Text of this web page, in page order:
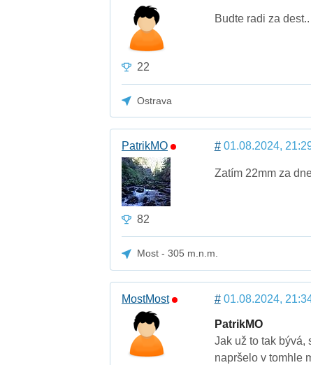
22
Budte radi za
Ostrava
PatrikMO
82
#01.08.2024,
Zatím 22mm za
Most - 305 m.n.m.
MostMost #01.08.2024,
PatrikMO
Jak už to tak bývá,
napršelo v tomhle